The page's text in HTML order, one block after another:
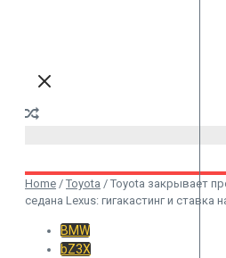
Home / Toyota / Toyota закрывает
седана Lexus: гигакастинг и ставка
BMW
bZ3X